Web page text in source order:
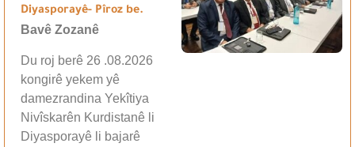
Diyasporayê- Pîroz be.
Bavê Zozanê
Du roj berê 26 .08.2026
kongirê yekem yê
damezrandina Yekîtiya
Nivîskarên Kurdistanê li
Diyasporayê li bajarê